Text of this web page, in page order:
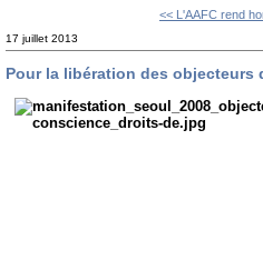
<< L'AAFC rend
17 juillet 2013
Pour la libération des objecteurs